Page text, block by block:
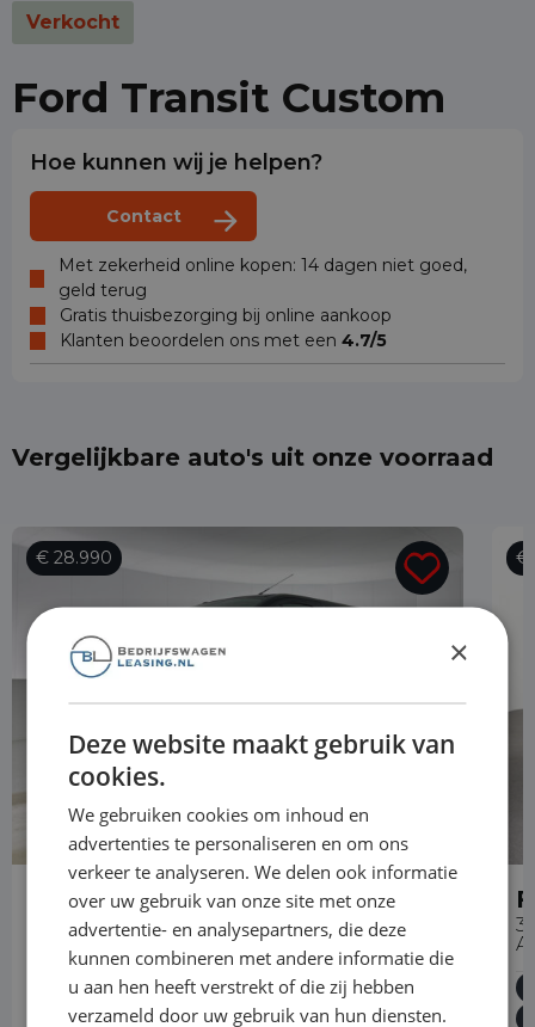
Verkocht
Ford Transit Custom
Hoe kunnen wij je helpen?
Contact
Met zekerheid online kopen: 14 dagen niet goed,
geld terug
Gratis thuisbezorging bij online aankoop
Klanten beoordelen ons met een 4.7/5
Vergelijkbare auto's uit onze voorraad
€ 28.990
Ford Transit Custom
300 2.0 TDCI L2H1 Trend Automaat
Diesel Automaat 47.551 km 2024
Asten
L2H1
€
×
Deze website maakt gebruik van
cookies.
We gebruiken cookies om inhoud en
advertenties te personaliseren en om ons
verkeer te analyseren. We delen ook informatie
over uw gebruik van onze site met onze
advertentie- en analysepartners, die deze
kunnen combineren met andere informatie die
u aan hen heeft verstrekt of die zij hebben
verzameld door uw gebruik van hun diensten.